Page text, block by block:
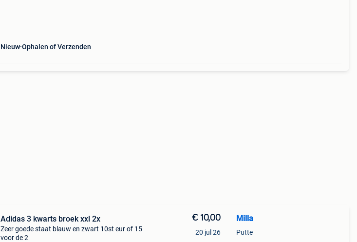
Nieuw Ophalen of Verzenden
Adidas 3 kwarts broek xxl 2x
Zeer goede staat blauw en zwart 10st eur of 15
voor de 2
€ 10,00
20 jul 26
Milla
Putte